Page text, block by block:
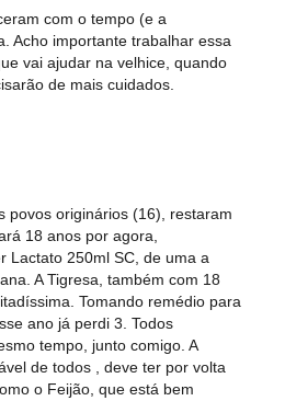
com o tempo (e a
Acho importante trabalhar essa
vai ajudar na velhice, quando
de mais cuidados.
povos originários (16), restaram
18 anos por agora,
Lactato 250ml SC, de uma a
A Tigresa, também com 18
Tomando remédio para
ano já perdi 3. Todos
tempo, junto comigo. A
de todos , deve ter por volta
o Feijão, que está bem